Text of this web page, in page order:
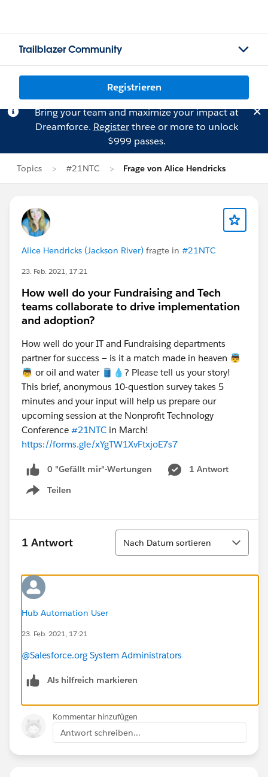
Trailblazer Community
Registrieren
Bring your team and maximize your impact at
Dreamforce. Registerthree or more to unlock
$999 passes.
Topics #21NTC Frage von Alice Hendricks
Alice Hendricks (Jackson River) fragte in #21NTC
23. Feb. 2021, 17:21
How well do your Fundraising and Tech
teams collaborate to drive implementation
and adoption?
How well do your IT and Fundraising departments
partner for success — is it a match made in heaven 👼
👼 or oil and water 🛢️💧? Please tell us your story!
This brief, anonymous 10-question survey takes 5
minutes and your input will help us prepare our
upcoming session at the Nonprofit Technology
Conference #21NTC in March!
https://forms.gle/xYgTW1XvFtxjoE7s7
0 "Gefällt mir"-Wertungen
1 Antwort
Teilen
Show menu
1 Antwort
Sortieren
Nach Datum sortieren
Hub Automation User
23. Feb. 2021, 17:21
@Salesforce.org System Administrators
Als hilfreich markieren
Kommentar hinzufügen
Antwort schreiben...